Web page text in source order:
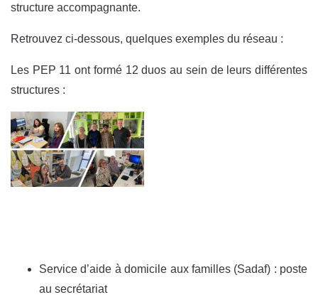
structure accompagnante.
Retrouvez ci-dessous, quelques exemples du réseau :
Les PEP 11 ont formé 12 duos au sein de leurs différentes
structures :
Service d’aide à domicile aux familles (Sadaf) : poste
au secrétariat